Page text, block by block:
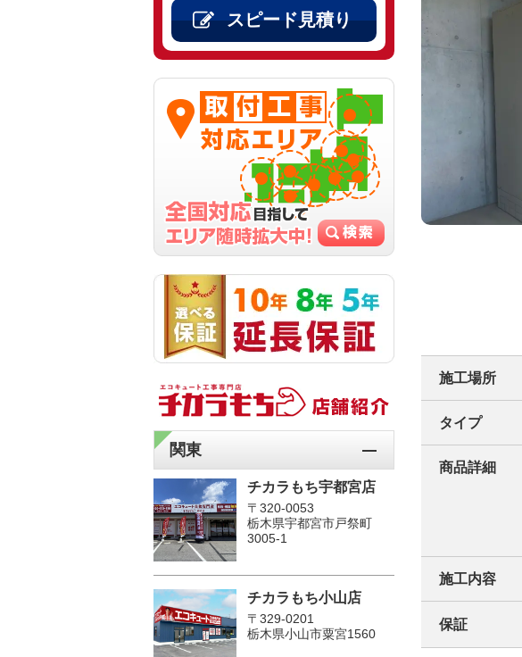
施工場所
タイプ
商品詳細
施工内容
保証
スピード見積り
関東
チカラもち宇都宮店
〒320-0053
栃木県宇都宮市戸祭町
3005-1
チカラもち小山店
〒329-0201
栃木県小山市粟宮1560